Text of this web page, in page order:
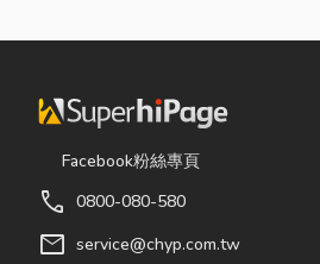
隨著佛教、道
的發展，香品
逐漸成為寺
廟、宮廟與家
或缺的重要用
品。 近年來，
與各類球類運
配備上毫不惜
專業路跑鞋，
Facebook粉絲專頁
call 0800-080-580
mail service@chyp.com.tw